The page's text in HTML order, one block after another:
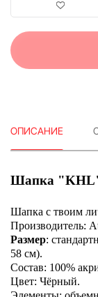
ОПИСАНИЕ
Шапка
Шапка с твоим
Производитель:
Размер:
58 см).
Состав: 100%
Цвет: Чёрный.